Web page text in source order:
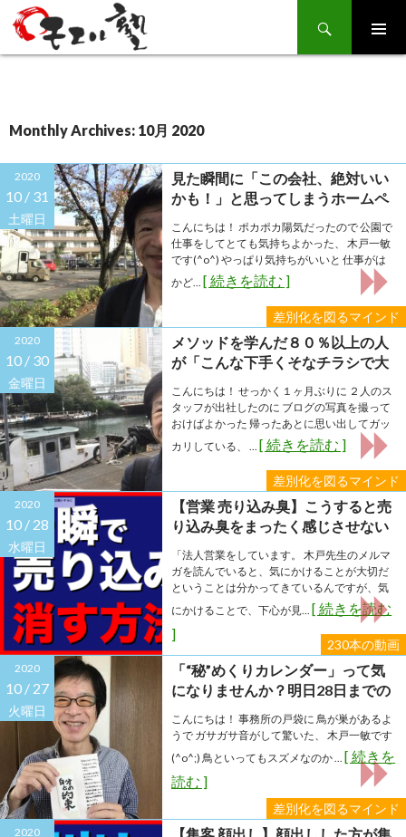
Search
SKIP
TO
Monthly Archives: 10月 2020
2020
10 / 31
土曜日
差別化を図るマインド
見た瞬間に「この会社、絶対いい
かも！」と思ってしまうホームペ
ージがあったら見たくないです
か？
こんにちは！ ポカポカ陽気だったので 公園で
仕事をしてとても気持ちよかった、 木戸一敏
です(^o^) やっぱり気持ちがいいと 仕事がは
かど... [ 続きを読む ]
2020
10 / 30
金曜日
差別化を図るマインド
メソッドを学んだ８０％以上の人
が「こんな下手くそなチラシで大
丈夫？」と心配します(^^;)
こんにちは！ せっかく１ヶ月ぶりに ２人のス
タッフが出社したのに ブログの写真を撮って
おけばよかった 帰ったあとに思い出してガッ
カリしている、 ... [ 続きを読む ]
2020
10 / 28
水曜日
230本の動画
【営業 売り込み臭】こうすると売
り込み臭をまったく感じさせない
営業になる！
「法人営業をしています。 木戸先生のメルマ
ガを読んでいると、気にかけることが大切だ
ということは分かってきているんですが、気
にかけることで、下心が見... [ 続きを読む
]
2020
10 / 27
火曜日
差別化を図るマインド
「“秘”めくりカレンダー」って気
になりませんか？明日28日までの
ご案内です
こんにちは！ 事務所の戸袋に 鳥が巣があるよ
うで ガサガサ音がして驚いた、 木戸一敏です
(^o^;) 鳥といってもスズメなのか ... [ 続きを
読む ]
2020